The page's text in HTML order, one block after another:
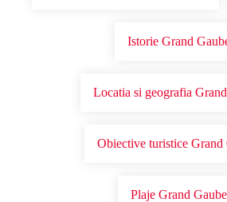
Istorie Grand
Locatia si geografia
Obiective turistice Grand
Plaje Grand Gaube